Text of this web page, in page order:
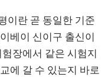
이란 곧 동일한 기준
베이 신이구 출신이
장에서 같은 시험지
에 갈 수 있는지 바로